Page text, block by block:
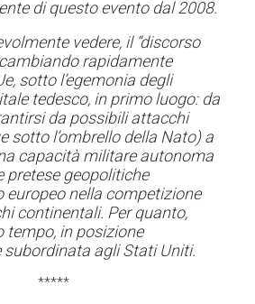
di questo evento dal 2008.
vedere, il “discorso
rapidamente
sotto l’egemonia degli
tedesco, in primo luogo: da
da possibili attacchi
sotto l’ombrello della Nato) a
capacità militare autonoma
pretese geopolitiche
europeo nella competizione
continentali. Per quanto,
tempo, in posizione
agli Stati Uniti.
*****